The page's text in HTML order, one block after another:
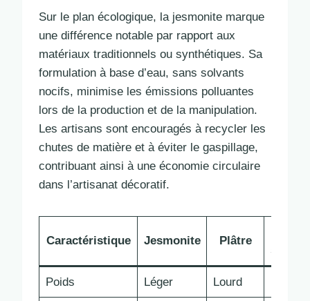
Sur le plan écologique, la jesmonite marque
une différence notable par rapport aux
matériaux traditionnels ou synthétiques. Sa
formulation à base d’eau, sans solvants
nocifs, minimise les émissions polluantes
lors de la production et de la manipulation.
Les artisans sont encouragés à recycler les
chutes de matière et à éviter le gaspillage,
contribuant ainsi à une économie circulaire
dans l’artisanat décoratif.
Caractéristique Jesmonite Plâtre
Poids Léger Lourd